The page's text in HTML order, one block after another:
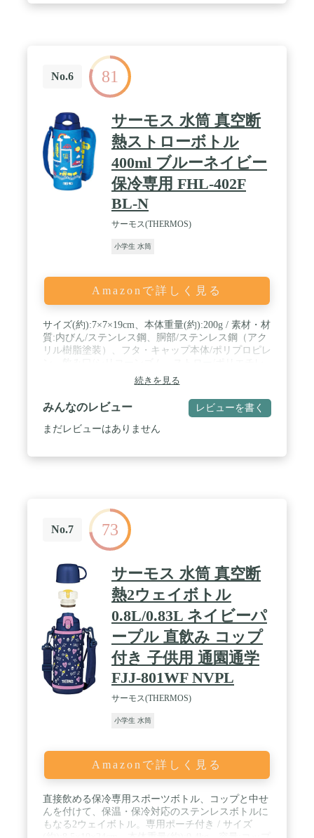
No.6 81
サーモス 水筒 真空断
熱ストローボトル
400ml ブルーネイビー
保冷専用 FHL-402F
BL-N
サーモス(THERMOS)
小学生 水筒
Amazonで詳しく見る
サイズ(約):7×7×19cm、本体重量(約):200g / 素材・材
質:内びん/ステンレス鋼、胴部/ステンレス鋼（アク
リル樹脂塗装）、フタ・キャップ本体/ポリプロピレ
ン、バルブ/シリコーンゴム、パッキン/シリコーン
ゴム / 生産国:フィリピン / 保冷効力:11度以下（6時
間）※保冷専用 / スポーツ飲料OK
続きを見る
みんなのレビュー レビューを書く
まだレビューはありません
No.7 73
サーモス 水筒 真空断
熱2ウェイボトル
0.8L/0.83L ネイビーパ
ープル 直飲み コップ
付き 子供用 通園通学
FJJ-801WF NVPL
サーモス(THERMOS)
小学生 水筒
Amazonで詳しく見る
直接飲める保冷専用スポーツボトル、コップと中せ
んを付けて、保温・保冷対応のステンレスボトルに
もなる2ウェイボトル。専用ポーチ付き / サイズ